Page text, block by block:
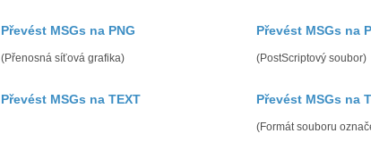
Převést MSGs na PNG
(Přenosná síťová grafika)
Převést MSGs na
(PostScriptový soubor)
Převést MSGs na TEXT Převést MSGs na
(Formát souboru